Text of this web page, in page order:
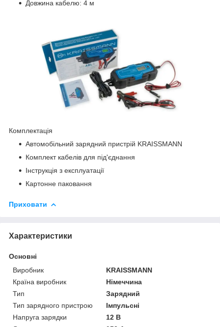
Довжина кабелю: 4 м
Комплектація
Автомобільний зарядний пристрій KRAISSMANN
Комплект кабелів для під'єднання
Інструкція з експлуатації
Картонне паковання
Приховати
Характеристики
Основні
Виробник
KRAISSMANN
Країна виробник
Німеччина
Тип
Зарядний
Тип зарядного пристрою
Імпульсні
Напруга зарядки
12 В